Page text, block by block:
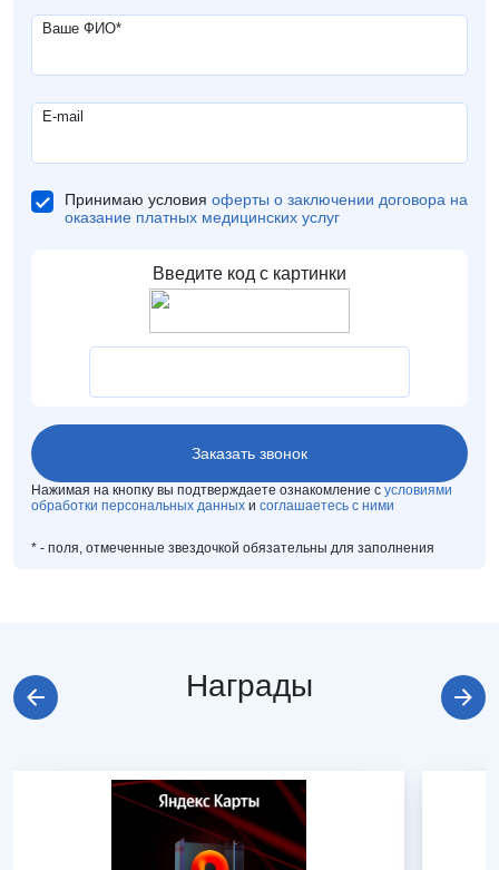
Ваше ФИО*
E-mail
Принимаю условия оферты о заключении договора на
оказание платных медицинских услуг
Нажимая на кнопку вы подтверждаете ознакомление с условиями
обработки персональных данных и соглашаетесь с ними
* - поля, отмеченные звездочкой обязательны для заполнения
Награды